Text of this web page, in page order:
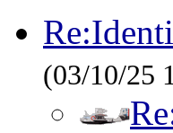
(03/10/25